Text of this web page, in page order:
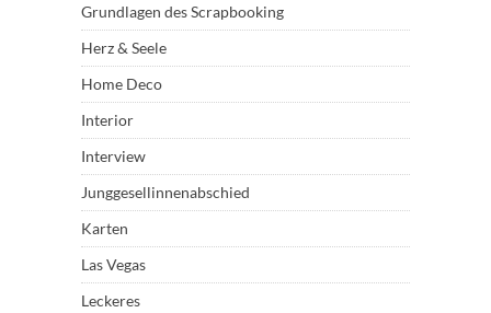
Grundlagen des Scrapbooking
Herz & Seele
Home Deco
Interior
Interview
Junggesellinnenabschied
Karten
Las Vegas
Leckeres